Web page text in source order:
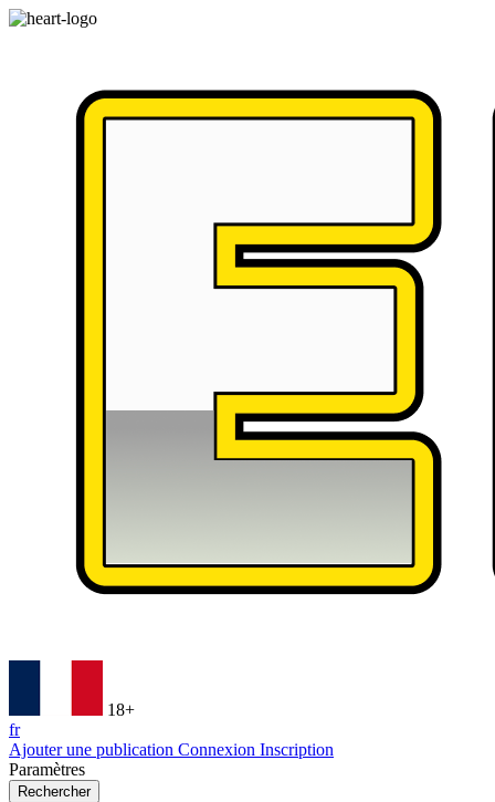
18+
fr
Ajouter une publication Connexion Inscription
Paramètres
Rechercher